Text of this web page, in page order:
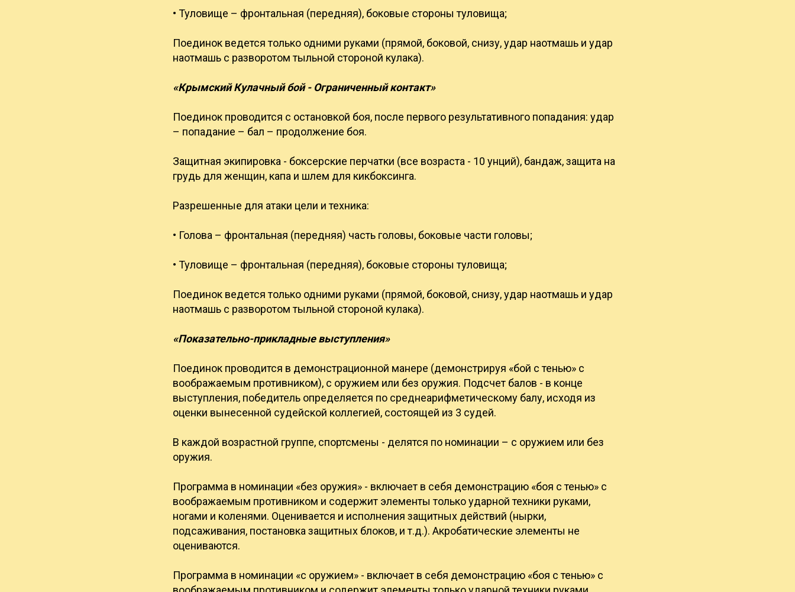
• Туловище – фронтальная (передняя), боковые стороны туловища;
Поединок ведется только одними руками (прямой, боковой, снизу, удар наотмашь и удар
наотмашь с разворотом тыльной стороной кулака).
«Крымский Кулачный бой - Ограниченный контакт»
Поединок проводится с остановкой боя, после первого результативного попадания: удар
– попадание – бал – продолжение боя.
Защитная экипировка - боксерские перчатки (все возраста - 10 унций), бандаж, защита на
грудь для женщин, капа и шлем для кикбоксинга.
Разрешенные для атаки цели и техника:
• Голова – фронтальная (передняя) часть головы, боковые части головы;
• Туловище – фронтальная (передняя), боковые стороны туловища;
Поединок ведется только одними руками (прямой, боковой, снизу, удар наотмашь и удар
наотмашь с разворотом тыльной стороной кулака).
«Показательно-прикладные выступления»
Поединок проводится в демонстрационной манере (демонстрируя «бой с тенью» с
воображаемым противником), с оружием или без оружия. Подсчет балов - в конце
выступления, победитель определяется по среднеарифметическому балу, исходя из
оценки вынесенной судейской коллегией, состоящей из 3 судей.
В каждой возрастной группе, спортсмены - делятся по номинации – с оружием или без
оружия.
Программа в номинации «без оружия» - включает в себя демонстрацию «боя с тенью» с
воображаемым противником и содержит элементы только ударной техники руками,
ногами и коленями. Оценивается и исполнения защитных действий (нырки,
подсаживания, постановка защитных блоков, и т.д.). Акробатические элементы не
оцениваются.
Программа в номинации «с оружием» - включает в себя демонстрацию «боя с тенью» с